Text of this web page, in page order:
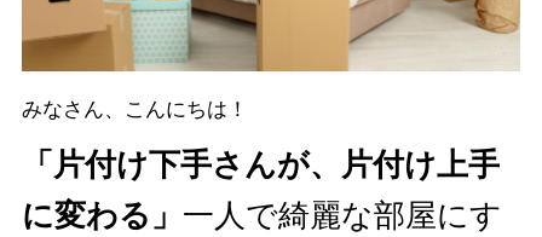
みなさん、こんにちは！
「片付け下手さんが、片付け上手
に変わる」 一人で綺麗な部屋にす